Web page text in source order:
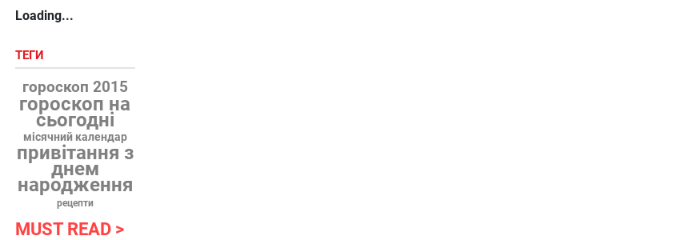
Loading...
ТЕГИ
гороскоп 2015
гороскоп на
сьогодні
місячний календар
привітання з
днем
народження
рецепти
MUST READ